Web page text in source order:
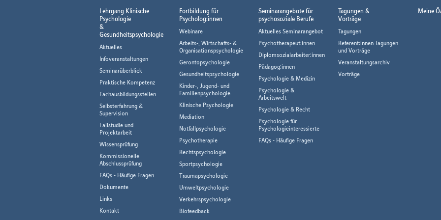
Lehrgang Klinische
Psychologie
&
Gesundheitspsychologie
Aktuelles
Infoveranstaltungen
Seminarüberblick
Praktische Kompetenz
Fachausbildungsstellen
Selbsterfahrung &
Supervision
Fallstudie und
Projektarbeit
Wissensprüfung
Kommissionelle
Abschlussprüfung
FAQs - Häufige Fragen
Dokumente
Links
Kontakt
Fortbildung für
Psycholog:innen
Webinare
Arbeits-, Wirtschafts- &
Organisationspsychologie
Gerontopsychologie
Gesundheitspsychologie
Kinder-, Jugend- und
Familienpsychologie
Klinische Psychologie
Mediation
Notfallpsychologie
Psychotherapie
Rechtspsychologie
Sportpsychologie
Traumapsychologie
Umweltpsychologie
Verkehrspsychologie
Biofeedback
Seminarangebote für
psychosoziale Berufe
Aktuelles Seminarangebot
Psychotherapeut:innen
Diplomsozialarbeiter:innen
Pädagog:innen
Psychologie & Medizin
Psychologie &
Arbeitswelt
Psychologie & Recht
Psychologie für
Psychologieinteressierte
FAQs - Häufige Fragen
Tagungen &
Vorträge
Tagungen
Referent:innen Tagungen
und Vorträge
Veranstaltungsarchiv
Vorträge
Meine